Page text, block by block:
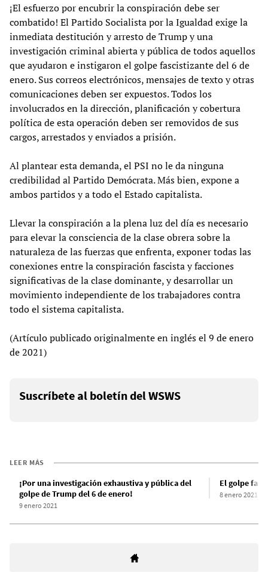
¡El esfuerzo por encubrir la conspiración debe ser
combatido! El Partido Socialista por la Igualdad exige la
inmediata destitución y arresto de Trump y una
investigación criminal abierta y pública de todos aquellos
que ayudaron e instigaron el golpe fascistizante del 6 de
enero. Sus correos electrónicos, mensajes de texto y otras
comunicaciones deben ser expuestos. Todos los
involucrados en la dirección, planificación y cobertura
política de esta operación deben ser removidos de sus
cargos, arrestados y enviados a prisión.
Al plantear esta demanda, el PSI no le da ninguna
credibilidad al Partido Demócrata. Más bien, expone a
ambos partidos y a todo el Estado capitalista.
Llevar la conspiración a la plena luz del día es necesario
para elevar la consciencia de la clase obrera sobre la
naturaleza de las fuerzas que enfrenta, exponer todas las
conexiones entre la conspiración fascista y facciones
significativas de la clase dominante, y desarrollar un
movimiento independiente de los trabajadores contra
todo el sistema capitalista.
(Artículo publicado originalmente en inglés el 9 de enero
de 2021)
Suscríbete al boletín del WSWS
LEER MÁS
¡Por una investigación exhaustiva y pública del
golpe de Trump del 6 de enero!
9 enero 2021
El golpe
8 enero 2021